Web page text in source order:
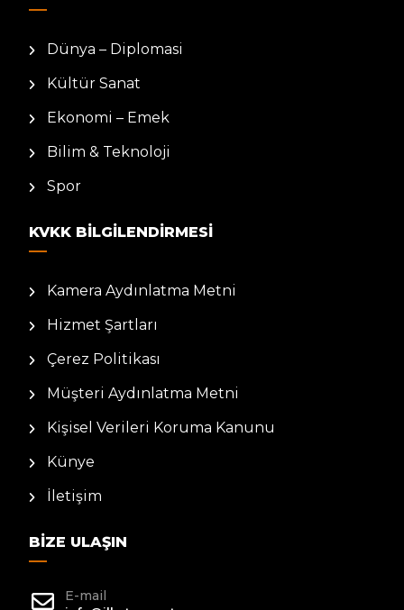
Dünya – Diplomasi
Kültür Sanat
Ekonomi – Emek
Bilim & Teknoloji
Spor
KVKK BILGILENDIRMESI
Kamera Aydınlatma Metni
Hizmet Şartları
Çerez Politikası
Müşteri Aydınlatma Metni
Kişisel Verileri Koruma Kanunu
Künye
İletişim
BIZE ULAŞIN
E-mail